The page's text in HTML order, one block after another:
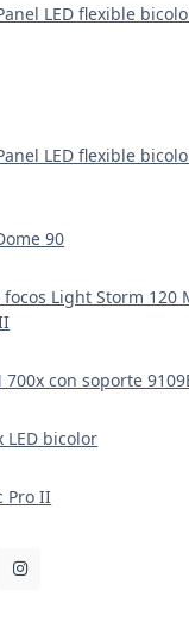
LED flexible
LED flexible
90
Light Storm 120
con soporte
LED bicolor
Pro II